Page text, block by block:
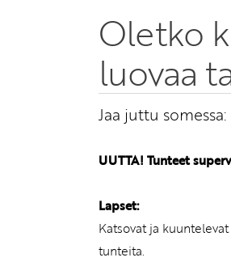
Oletko
luovaa
Jaa juttu somessa:
UUTTA! Tunteet
Lapset:
Katsovat ja
tunteita.